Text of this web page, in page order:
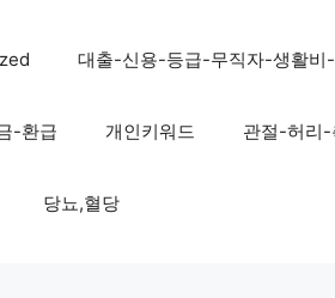
대출-신용-등급-무직자-생활비
-환급 개인키워드 관절-허리
당뇨,혈당